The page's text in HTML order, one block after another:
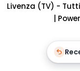
Livenza (TV) -
|